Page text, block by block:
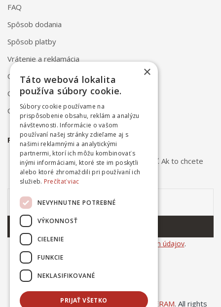
FAQ
Spôsob dodania
Spôsob platby
Vrátenie a reklamácia
Odstúpenie od zmluvy online
Obchodné podmienky
Ochrana osobných údajov
PRIHLÁSTE SA NA ODBER NOVINIEK
Odber noviniek môžete kedykoľvek zrušiť. Ak to chcete
urobiť, kontaktujte nás.
Súhlasím so spracovaním osobných údajov.
© Copyright 2025Ing. Dušan Kováčik INCERAM. All rights
×
Táto webová lokalita
používa súbory cookie.
Súbory cookie používame na
prispôsobenie obsahu, reklám a analýzu
návštevnosti. Informácie o vašom
používaní našej stránky zdieľame aj s
našimi reklamnými a analytickými
partnermi, ktorí ich môžu kombinovať s
inými informáciami, ktoré ste im poskytli
alebo ktoré zhromaždili pri používaní ich
služieb. Prečítať viac
NEVYHNUTNE POTREBNÉ
VÝKONNOSŤ
CIELENIE
FUNKCIE
NEKLASIFIKOVANÉ
PRIJAŤ VŠETKO